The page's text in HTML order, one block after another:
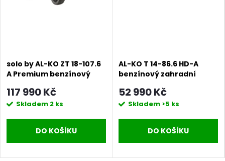
solo by AL-KO ZT 18-107.6
A Premium benzínový
117 990 Kč
Skladem 2 ks
DO KOŠÍKU
AL-KO T 14-86.6 HD-A
benzínový zahradní
52 990 Kč
Skladem >5 ks
DO KOŠÍKU